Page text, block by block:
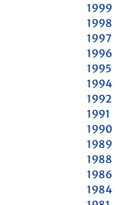
1999
1998
1997
1996
1995
1994
1992
1991
1990
1989
1988
1986
1984